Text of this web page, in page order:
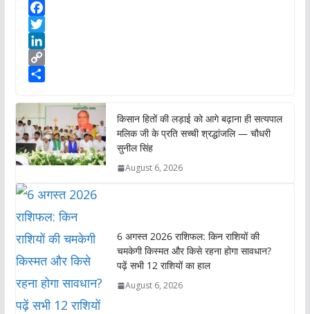
W
h
a
t
s
p
p
F
a
c
e
o
o
k
T
w
i
t
e
r
L
i
k
e
d
I
C
p
y
L
i
k
h
a
r
e
किसान हितों की लड़ाई को आगे बढ़ाना ही सत्यपाल
मलिक जी के प्रति सच्ची श्रद्धांजलि — चौधरी
सुनील सिंह
August 6, 2026
6 अगस्त 2026 राशिफल: किन राशियों की
चमकेगी किस्मत और किसे रहना होगा सावधान?
पढ़ें सभी 12 राशियों का हाल
August 6, 2026